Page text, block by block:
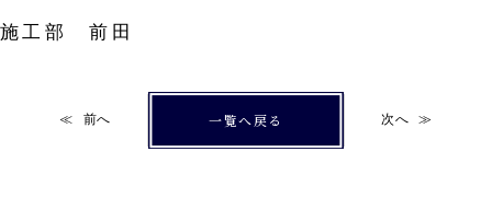
施工部 前田
前へ 一覧へ戻る 次へ